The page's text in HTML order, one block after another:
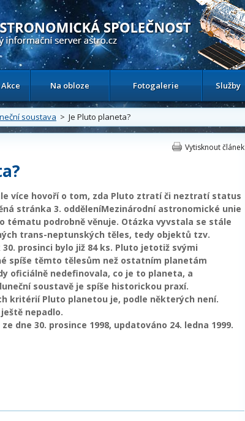
astronomický server
Akce Na obloze Fotogalerie Služby
soustava > Je Pluto planeta?
Vytisknout článek
více hovoří o tom, zda Pluto ztratí či neztratí status
stránka 3. odděleníMezinárodní astronomické unie
tématu podrobně věnuje. Otázka vyvstala se stále
trans-neptunských těles, tedy objektů tzv.
prosinci bylo již 84 ks. Pluto jetotiž svými
spíše těmto tělesům než ostatním planetám
oficiálně nedefinovala, co je to planeta, a
soustavě je spíše historickou praxí.
kritérií Pluto planetou je, podle některých není.
nepadlo.
ze dne 30. prosince 1998, updatováno 24. ledna 1999.